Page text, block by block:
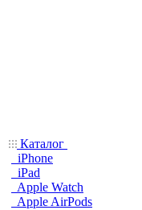
Каталог
iPhone
iPad
Apple Watch
Apple AirPods